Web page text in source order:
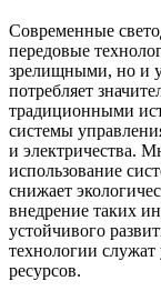
Современные
передовые
зрелищными, но и
потребляет
традиционными
системы
и электричества.
использование
снижает
внедрение таких
устойчивого
технологии
ресурсов.